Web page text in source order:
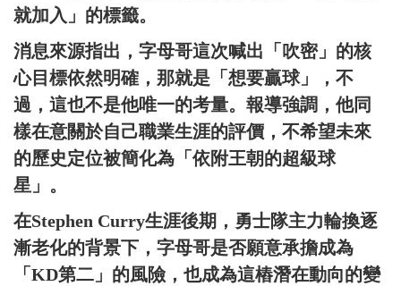
就加入」的標籤。
消息來源指出，字母哥這次喊出「吹密」的核
心目標依然明確，那就是「想要贏球」，不
過，這也不是他唯一的考量。報導強調，他同
樣在意關於自己職業生涯的評價，不希望未來
的歷史定位被簡化為「依附王朝的超級球
星」。
在Stephen Curry生涯後期，勇士隊主力輪換逐
漸老化的背景下，字母哥是否願意承擔成為
「KD第二」的風險，也成為這樁潛在動向的變